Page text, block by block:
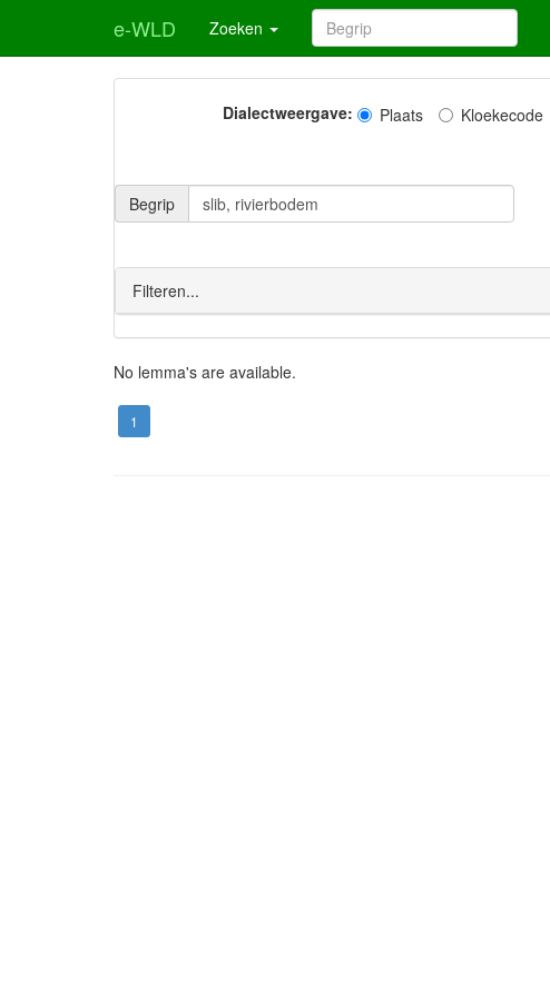
e-WLD Zoeken
Dialectweergave: Plaats Kloekecode
Begrip
Filteren...
No lemma's are available.
1